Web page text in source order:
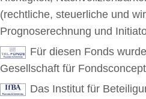
(rechtliche, steuerliche und
Prognoserechnung und
Für diesen Fonds
Gesellschaft für
Das Institut für